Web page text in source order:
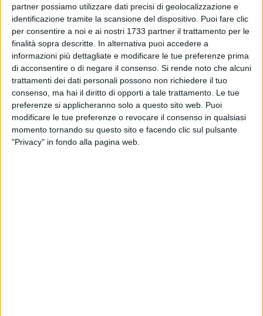
partner possiamo utilizzare dati precisi di geolocalizzazione e
identificazione tramite la scansione del dispositivo. Puoi fare clic
per consentire a noi e ai nostri 1733 partner il trattamento per le
finalità sopra descritte. In alternativa puoi accedere a
informazioni più dettagliate e modificare le tue preferenze prima
di acconsentire o di negare il consenso. Si rende noto che alcuni
trattamenti dei dati personali possono non richiedere il tuo
consenso, ma hai il diritto di opporti a tale trattamento. Le tue
preferenze si applicheranno solo a questo sito web. Puoi
modificare le tue preferenze o revocare il consenso in qualsiasi
momento tornando su questo sito e facendo clic sul pulsante
"Privacy" in fondo alla pagina web.
umano oltre che sotto quello sportivo.
Il team terlizzese nella manifestazione nazionale, che ha
visto al via ben 168 formazioni, è scesa in campo in tutte e
cinque le categorie ed ha centrato la finale in ben quattro,
portando a casa un primo e tre secondi posti.
La coppa più ambita, quella che spetta al vincitore assoluto,
il sodalizio terlizzese l'ha vinta nella categoria Primi Calci
2014 con i piccoli di mister Nino Angelico che nella
finalissima hanno battuto gli Azzurri Stellati Salerno con il
punteggio di 2-0.